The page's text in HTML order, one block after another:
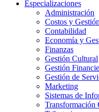
Especializaciones
Administración
Costos y
Contabilidad
Economía y
Finanzas
Gestión Cultural
Gestión
Gestión de
Marketing
Sistemas de
Transformación